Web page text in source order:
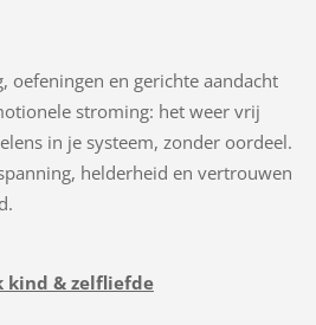
oefeningen en gerichte aandacht
stroming: het weer vrij
in je systeem, zonder oordeel.
helderheid en vertrouwen
kind & zelfliefde